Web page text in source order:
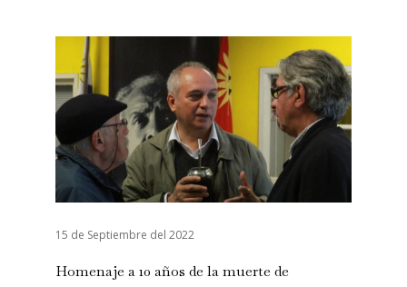
15 de Septiembre del 2022
Homenaje a 10 años de la muerte de